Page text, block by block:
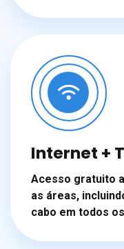
Internet +
Acesso gratuito
as áreas,
cabo em todos